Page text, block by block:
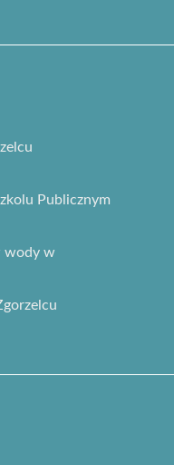
Publicznym
wody w